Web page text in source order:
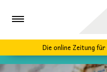
Die online Zeitung für